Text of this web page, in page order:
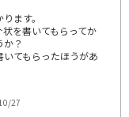
ます。
を書いてもらってか
？
てもらったほうがあ
27